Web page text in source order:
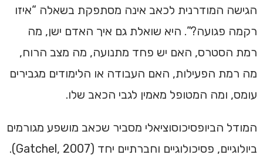
הגישה המודרנית לכאב אינה מסתפקת בשאלה “איזו
רקמה פגועה?”. היא שואלת גם איך האדם ישן, מה
רמת הסטרס, האם יש פחד מתנועה, מה מצב הרוח,
מה רמת הפעילות, האם העבודה או הלימודים מגבירים
עומס, ומה המטופל מאמין לגבי הכאב שלו.
המודל הביופסיכוסוציאלי מסביר שכאב מושפע מגורמים
ביולוגיים, פסיכולוגיים וחברתיים יחד (Gatchel, 2007).